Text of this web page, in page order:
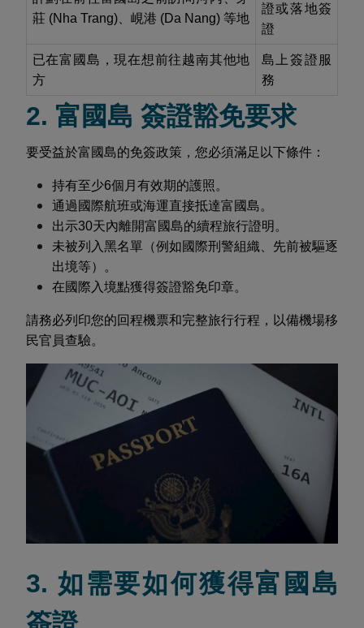
莊 (Nha Trang)、峴港 (Da Nang) 等地
證或落地簽
證
已在富國島，現在想前往越南其他地
方
島上簽證服
務
2. 富國島 簽證豁免要求
要受益於富國島的免簽政策，您必須滿足以下條件：
持有至少6個月有效期的護照。
通過國際航班或海運直接抵達富國島。
出示30天內離開富國島的續程旅行證明。
未被列入黑名單（例如國際刑警組織、先前被驅逐
出境等）。
在國際入境點獲得簽證豁免印章。
請務必列印您的回程機票和完整旅行行程，以備機場移
民官員查驗。
3. 如需要如何獲得富國島